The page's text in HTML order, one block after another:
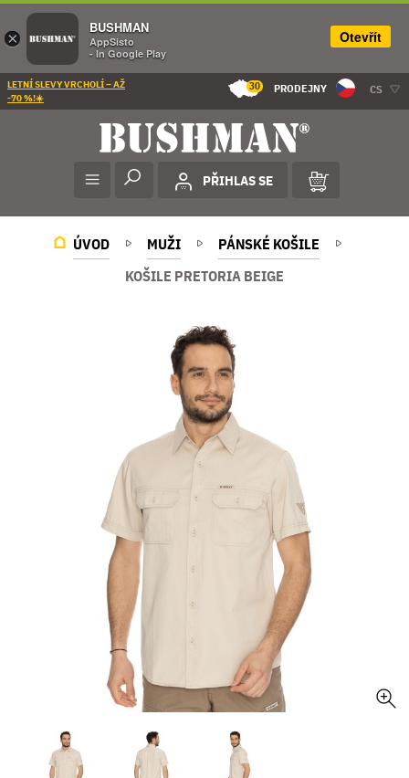
LETNÍ SLEVY VRCHOLÍ – AŽ
-70 %!☀️
30 PRODEJNY CS
PŘIHLAS SE
ÚVOD MUŽI
PÁNSKÉ KOŠILE
KOŠILE PRETORIA BEIGE
×
BUSHMAN
AppSisto
- In Google Play
Otevřít